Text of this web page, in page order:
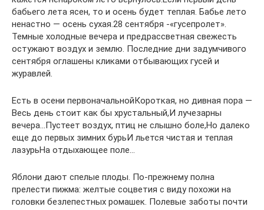
бабьего лета ясен, то и осень будет теплая. Бабье лето
ненастно — осень сухая.28 сентября -«гусепролет».
Темные холодные вечера и предрассветная свежесть
остужают воздух и землю. Последние дни задумчивого
сентября оглашены кликами отбывающих гусей и
журавлей.
Есть в осени первоначальнойКороткая, но дивная пора —
Весь день стоит как бы хрустальный,И лучезарны
вечера…Пустеет воздух, птиц не слышно боле,Но далеко
еще до первых зимних бурьИ льется чистая и теплая
лазурьНа отдыхающее поле…
Яблони дают спелые плоды. По-прежнему полна
прелести пижма: желтые соцветия с виду похожи на
головки безлепестных ромашек. Полевые заботы почти